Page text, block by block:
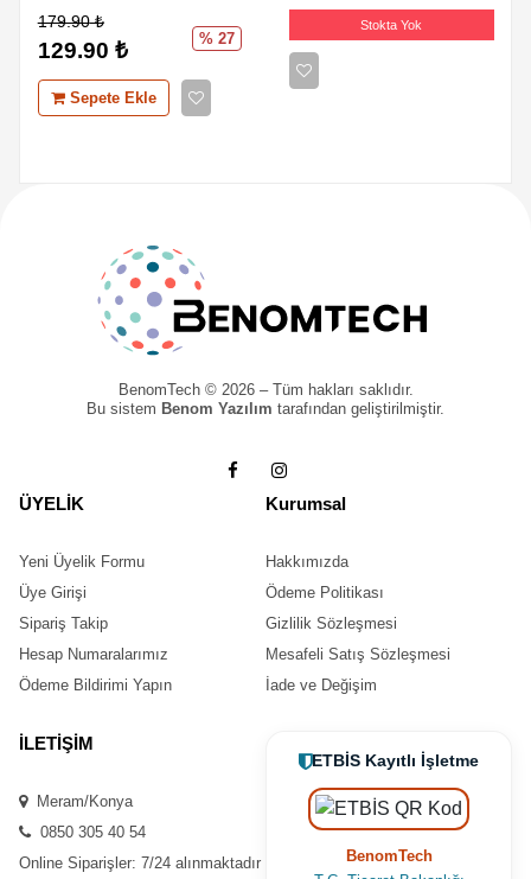
179.90₺
129.90 ₺ % 27
Sepete Ekle
Stokta Yok
BenomTech © 2026 – Tüm hakları saklıdır.
Bu sistem Benom Yazılım tarafından geliştirilmiştir.
ÜYELİK
Yeni Üyelik Formu
Üye Girişi
Sipariş Takip
Hesap Numaralarımız
Ödeme Bildirimi Yapın
Kurumsal
Hakkımızda
Ödeme Politikası
Gizlilik Sözleşmesi
Mesafeli Satış Sözleşmesi
İade ve Değişim
İLETİŞİM
Meram/Konya
0850 305 40 54
Online Siparişler: 7/24 alınmaktadır
ETBİS Kayıtlı İşletme
BenomTech